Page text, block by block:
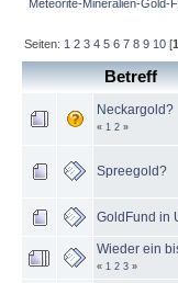
Meteorite-Mineralien-Gold-
Seiten: 1 2 3 4 5 6 7 8 9 10 [
Betreff
Neckargold?
« 1 2 »
Spreegold?
GoldFund in
Wieder ein
« 1 2 3 »